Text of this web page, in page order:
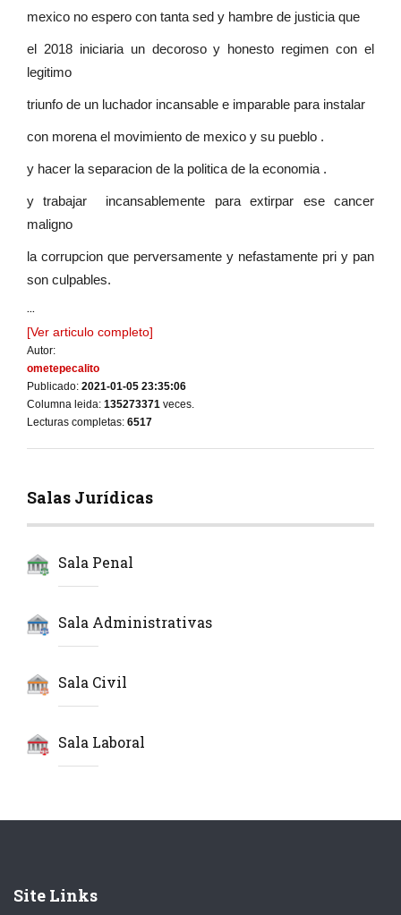
mexico no espero con tanta sed y hambre de justicia que
el 2018 iniciaria un decoroso y honesto regimen con el
legitimo
triunfo de un luchador incansable e imparable para instalar
con morena el movimiento de mexico y su pueblo .
y hacer la separacion de la politica de la economia .
y trabajar incansablemente para extirpar ese cancer
maligno
la corrupcion que perversamente y nefastamente pri y pan
son culpables.
...
[Ver articulo completo]
Autor:
ometepecalito
Publicado: 2021-01-05 23:35:06
Columna leida: 135273371 veces.
Lecturas completas: 6517
Salas Jurídicas
Sala Penal
Sala Administrativas
Sala Civil
Sala Laboral
Site Links